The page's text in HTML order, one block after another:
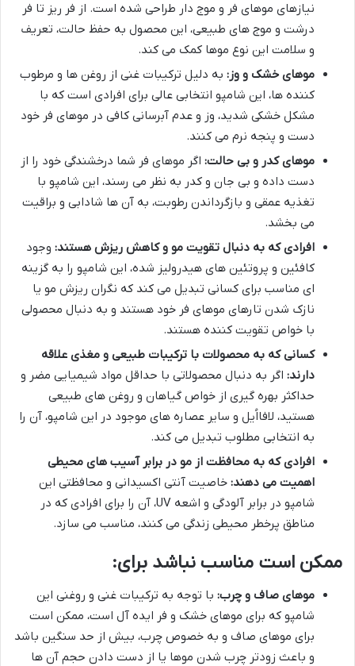
نیازهای موهای فر و موج دار طراحی شده است. از فر ریز تا فر
درشت و موج های طبیعی، این محصول به حفظ حالت، تعریف
و سلامت این نوع موها کمک می کند.
موهای خشک و وز: به دلیل ترکیبات غنی از روغن ها و مرطوب
کننده ها، این شامپو انتخابی عالی برای افرادی است که با
مشکل خشکی شدید، وز و عدم آبرسانی کافی در موهای فر خود
دست و پنجه نرم می کنند.
موهای کدر و بی حالت: اگر موهای فر شما درخشندگی خود را از
دست داده و بی جان و کدر به نظر می رسند، این شامپو با
تغذیه عمقی و بازگرداندن رطوبت، به آن ها شادابی و براقیت
می بخشد.
افرادی که به دنبال تقویت مو و کاهش ریزش هستند: وجود
کافئین و پروتئین های هیدرولیز شده، این شامپو را به گزینه
ای مناسب برای کسانی تبدیل می کند که نگران ریزش مو یا
نازک شدن تارهای موهای فر خود هستند و به دنبال محصولی
با خواص تقویت کننده هستند.
کسانی که به محصولات با ترکیبات طبیعی و مغذی علاقه
دارند: اگر به دنبال محصولاتی با حداقل مواد شیمیایی مضر و
حداکثر بهره گیری از خواص گیاهان و روغن های طبیعی
هستید، لافااُیل و سایر عصاره های موجود در این شامپو، آن را
به انتخابی مطلوب تبدیل می کند.
افرادی که به محافظت از مو در برابر آسیب های محیطی
اهمیت می دهند: خاصیت آنتی اکسیدانی و محافظتی این
شامپو در برابر آلودگی و اشعه UV، آن را برای افرادی که در
مناطق پرخطر محیطی زندگی می کنند، مناسب می سازد.
ممکن است مناسب نباشد برای:
موهای صاف و چرب: با توجه به ترکیبات غنی و روغنی این
شامپو که برای موهای خشک و فر ایده آل است، ممکن است
برای موهای صاف و به خصوص چرب، بیش از حد سنگین باشد
و باعث زودتر چرب شدن موها یا از دست دادن حجم آن ها